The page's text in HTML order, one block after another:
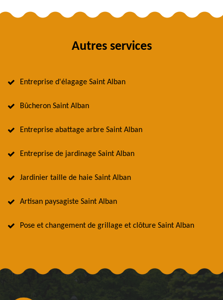
Autres services
Entreprise d'élagage Saint Alban
Bûcheron Saint Alban
Entreprise abattage arbre Saint Alban
Entreprise de jardinage Saint Alban
Jardinier taille de haie Saint Alban
Artisan paysagiste Saint Alban
Pose et changement de grillage et clôture Saint Alban